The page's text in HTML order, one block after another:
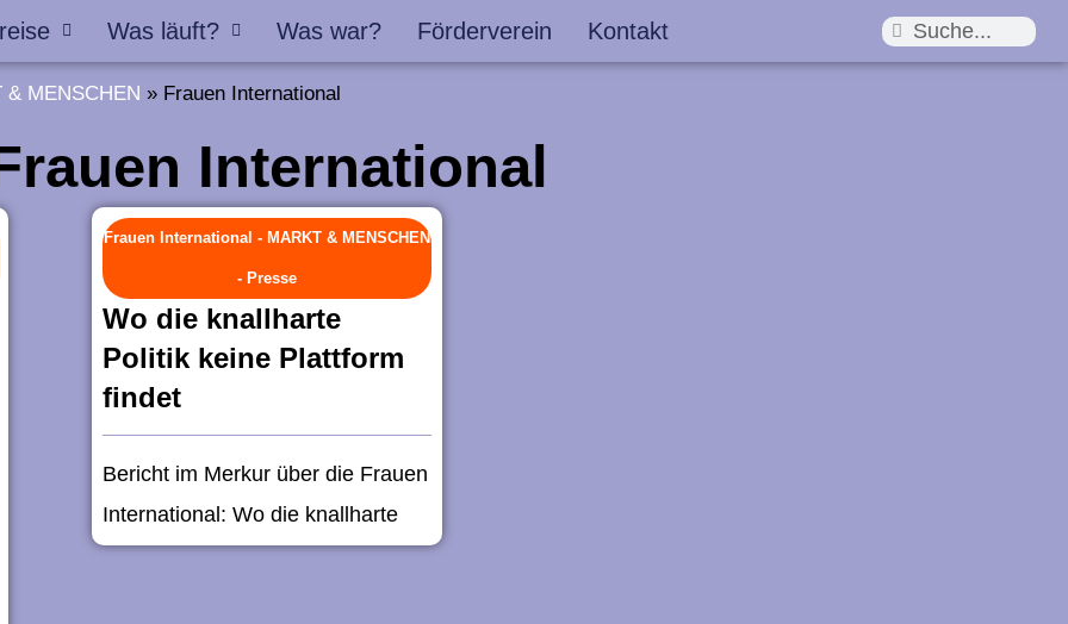
Was läuft? Was war? Förderverein Kontakt Suche
Suche
& MENSCHEN » Frauen International
International
Frauen International - MARKT & MENSCHEN
- Presse
Wo die knallharte
Politik keine Plattform
findet
Bericht im Merkur über die Frauen
International: Wo die knallharte